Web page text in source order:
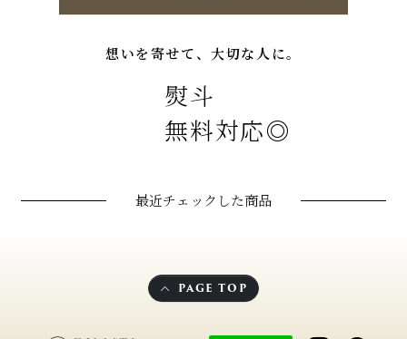
想いを寄せて、大切な人に。
熨斗
無料対応◎
最近チェックした商品
PAGE TOP